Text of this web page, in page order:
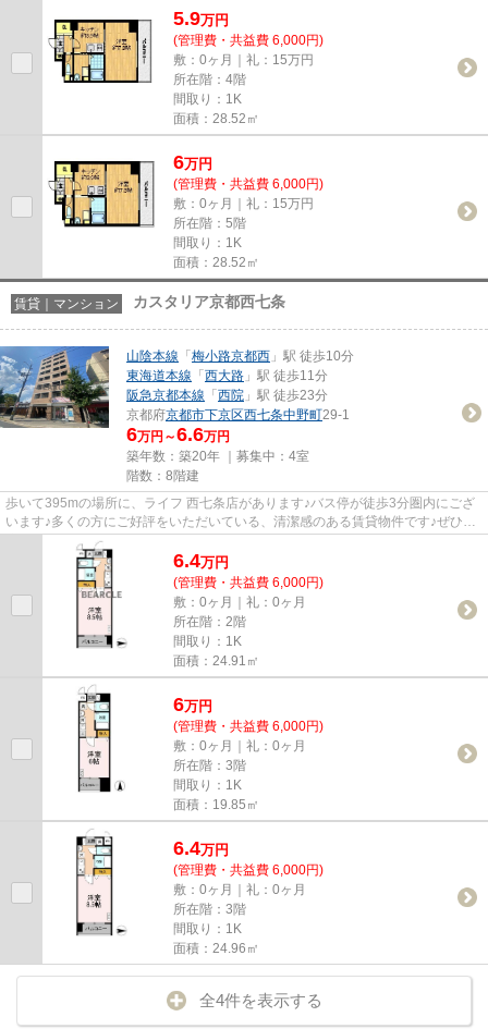
5.9万円
(管理費・共益費 6,000円)
敷：0ヶ月｜礼：15万円
所在階：4階
間取り：1K
面積：28.52㎡
6万円
(管理費・共益費 6,000円)
敷：0ヶ月｜礼：15万円
所在階：5階
間取り：1K
面積：28.52㎡
賃貸｜マンション カスタリア京都西七条
山陰本線 「 梅小路京都西 」駅 徒歩10分
東海道本線 「 西大路 」駅 徒歩11分
阪急京都本線 「 西院 」駅 徒歩23分
京都府京都市下京区西七条中野町29-1
6万円～6.6万円
築年数：築20年 ｜募集中： 4室
階数：8階建
歩いて395mの場所に、ライフ 西七条店があります♪バス停が徒歩3分圏内にござ
います♪多くの方にご好評をいただいている、清潔感のある賃貸物件です♪ぜひ一
度見ていただきたい、「カスタ...
6.4万円
(管理費・共益費 6,000円)
敷：0ヶ月｜礼：0ヶ月
所在階：2階
間取り：1K
面積：24.91㎡
6万円
(管理費・共益費 6,000円)
敷：0ヶ月｜礼：0ヶ月
所在階：3階
間取り：1K
面積：19.85㎡
6.4万円
(管理費・共益費 6,000円)
敷：0ヶ月｜礼：0ヶ月
所在階：3階
間取り：1K
面積：24.96㎡
全4件を表示する